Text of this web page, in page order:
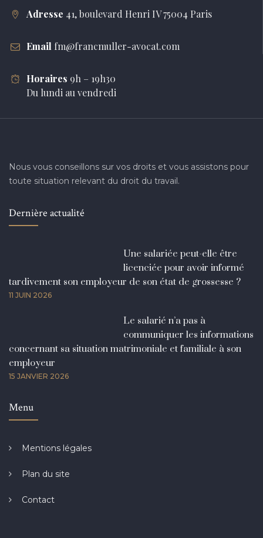
Adresse 41, boulevard Henri IV 75004 Paris
Email fm@francmuller-avocat.com
Horaires 9h – 19h30
Du lundi au vendredi
Nous vous conseillons sur vos droits et vous assistons pour
toute situation relevant du droit du travail.
Dernière actualité
Une salariée peut-elle être
licenciée pour avoir informé
tardivement son employeur de son état de grossesse ?
11 JUIN 2026
Le salarié n’a pas à
communiquer les informations
concernant sa situation matrimoniale et familiale à son
employeur
15 JANVIER 2026
Menu
Mentions légales
Plan du site
Contact